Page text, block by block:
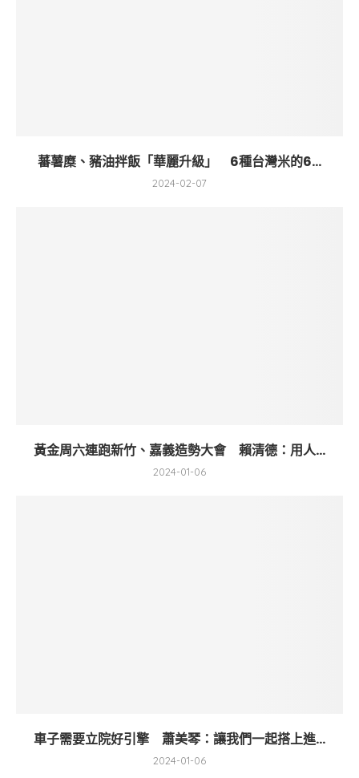
蕃薯糜、豬油拌飯「華麗升級」 6種台灣米的6...
2024-02-07
黃金周六連跑新竹、嘉義造勢大會 賴清德：用人...
2024-01-06
車子需要立院好引擎 蕭美琴：讓我們一起搭上進...
2024-01-06